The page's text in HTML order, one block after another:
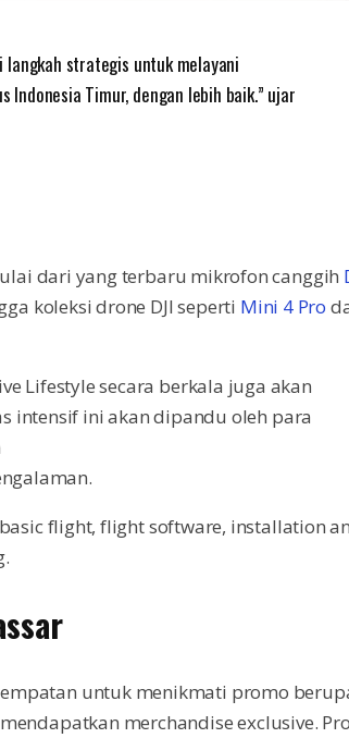
langkah strategis untuk melayani
Indonesia Timur, dengan lebih baik.” ujar
dari yang terbaru mikrofon canggih
koleksi drone DJI seperti Mini 4 Pro
Lifestyle secara berkala juga akan
intensif ini akan dipandu oleh para
flight, flight software, installation
untuk menikmati promo
merchandise exclusive.